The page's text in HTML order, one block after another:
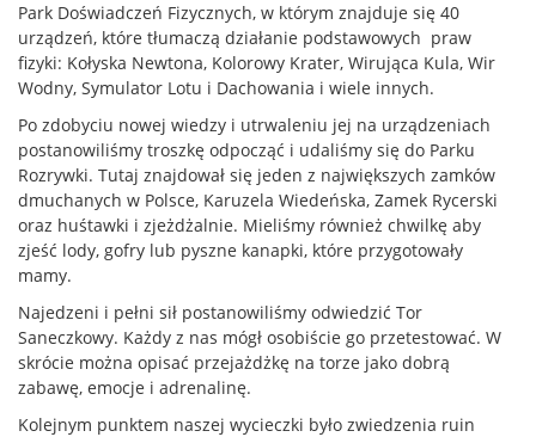
Park Doświadczeń Fizycznych, w którym znajduje się 40
urządzeń, które tłumaczą działanie podstawowych praw
fizyki: Kołyska Newtona, Kolorowy Krater, Wirująca Kula, Wir
Wodny, Symulator Lotu i Dachowania i wiele innych.
Po zdobyciu nowej wiedzy i utrwaleniu jej na urządzeniach
postanowiliśmy troszkę odpocząć i udaliśmy się do Parku
Rozrywki. Tutaj znajdował się jeden z największych zamków
dmuchanych w Polsce, Karuzela Wiedeńska, Zamek Rycerski
oraz huśtawki i zjeżdżalnie. Mieliśmy również chwilkę aby
zjeść lody, gofry lub pyszne kanapki, które przygotowały
mamy.
Najedzeni i pełni sił postanowiliśmy odwiedzić Tor
Saneczkowy. Każdy z nas mógł osobiście go przetestować. W
skrócie można opisać przejażdżkę na torze jako dobrą
zabawę, emocje i adrenalinę.
Kolejnym punktem naszej wycieczki było zwiedzenia ruin